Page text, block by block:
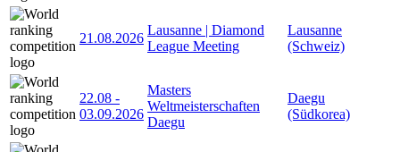
21.08.2026
Lausanne | Diamond
League Meeting
Lausanne
(Schweiz)
22.08 -
03.09.2026
Masters
Weltmeisterschaften
Daegu
Daegu
(Südkorea)